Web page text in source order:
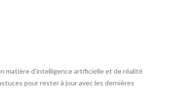
matière d'intelligence artificielle et de réalité
pour rester à jour avec les dernières